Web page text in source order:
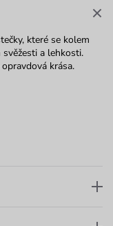
které se kolem
a lehkosti.
krása.